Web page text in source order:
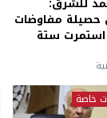
حصيلة مفاوضات
ستة
خاصة